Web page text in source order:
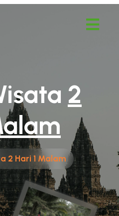
2
2 Hari 1 Malam